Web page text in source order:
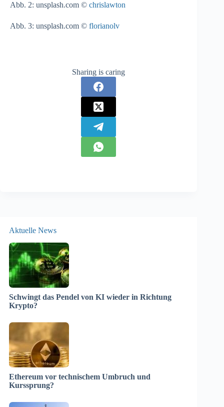
Abb. 2: unsplash.com © chrislawton
Abb. 3: unsplash.com © florianolv
Sharing is caring
Aktuelle News
Schwingt das Pendel von KI wieder in Richtung
Krypto?
Ethereum vor technischem Umbruch und
Kurssprung?